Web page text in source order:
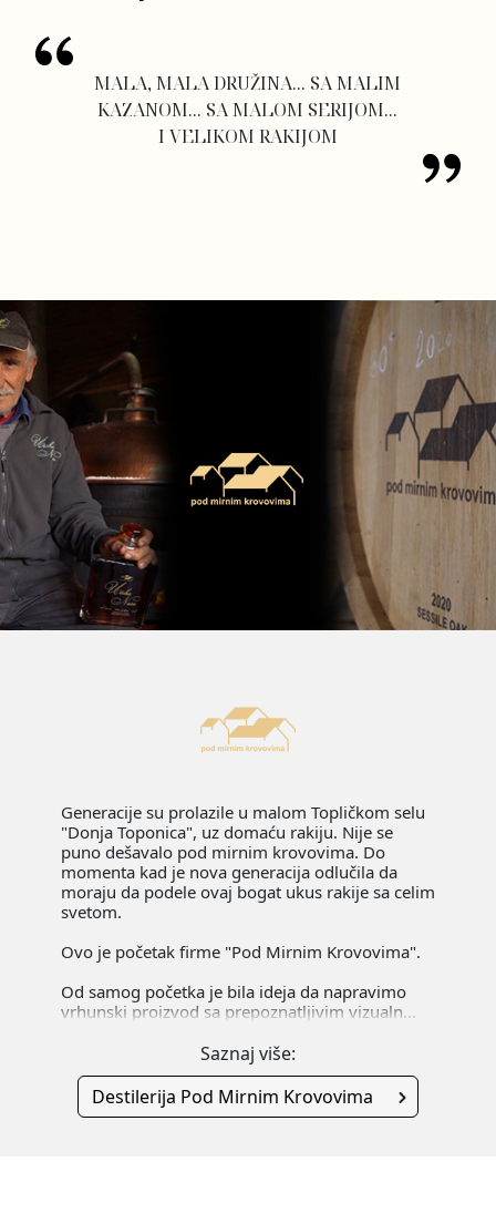
MALA, MALA DRUŽINA... SA MALIM
KAZANOM... SA MALOM SERIJOM...
I VELIKOM RAKIJOM
Generacije su prolazile u malom Topličkom selu
"Donja Toponica", uz domaću rakiju. Nije se
puno dešavalo pod mirnim krovovima. Do
momenta kad je nova generacija odlučila da
moraju da podele ovaj bogat ukus rakije sa celim
svetom.
Ovo je početak firme "Pod Mirnim Krovovima".
Od samog početka je bila ideja da napravimo
vrhunski proizvod sa prepoznatljivim vizualn...
Saznaj više:
Destilerija Pod Mirnim Krovovima